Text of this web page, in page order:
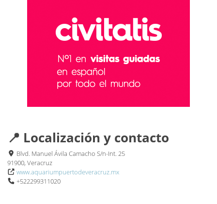
📍 Localización y contacto
Blvd. Manuel Ávila Camacho S/n-Int. 25
91900, Veracruz
www.aquariumpuertodeveracruz.mx
+522299311020